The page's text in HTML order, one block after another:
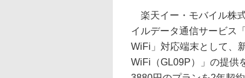
楽天イー・モバイル株
イルデータ通信サービス
WiFi」対応端末として、
WiFi（GL09P）」の提供